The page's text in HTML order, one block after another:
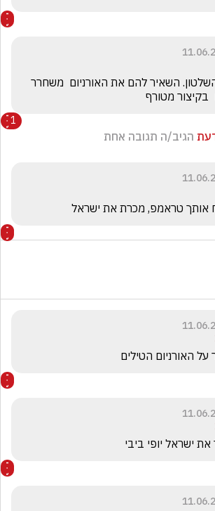
מטורף
1
הגיב/ה תגובה אחת
אותך טראמפ, מכרת את ישראל
על האורניום הטילים
ישראל יופי ביבי